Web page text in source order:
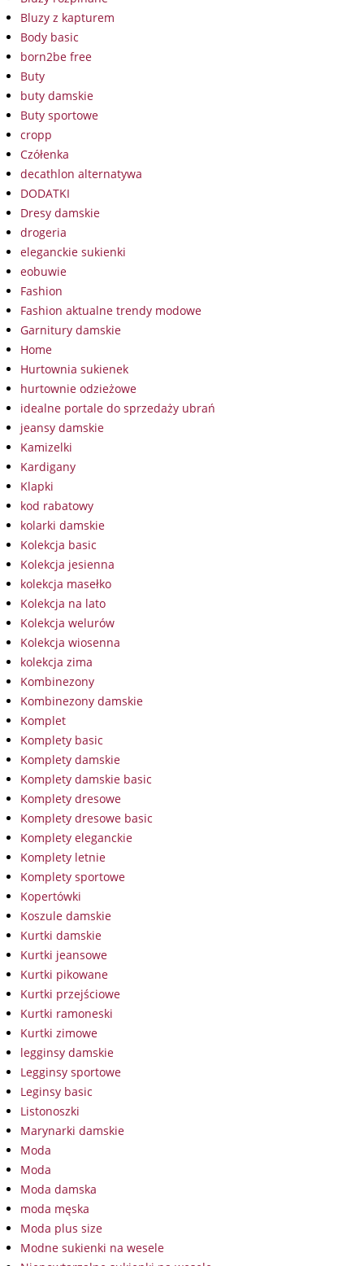
Bluzy z kapturem
Body basic
born2be free
Buty
buty damskie
Buty sportowe
cropp
Czółenka
decathlon alternatywa
DODATKI
Dresy damskie
drogeria
eleganckie sukienki
eobuwie
Fashion
Fashion aktualne trendy modowe
Garnitury damskie
Home
Hurtownia sukienek
hurtownie odzieżowe
idealne portale do sprzedaży ubrań
jeansy damskie
Kamizelki
Kardigany
Klapki
kod rabatowy
kolarki damskie
Kolekcja basic
Kolekcja jesienna
kolekcja masełko
Kolekcja na lato
Kolekcja welurów
Kolekcja wiosenna
kolekcja zima
Kombinezony
Kombinezony damskie
Komplet
Komplety basic
Komplety damskie
Komplety damskie basic
Komplety dresowe
Komplety dresowe basic
Komplety eleganckie
Komplety letnie
Komplety sportowe
Kopertówki
Koszule damskie
Kurtki damskie
Kurtki jeansowe
Kurtki pikowane
Kurtki przejściowe
Kurtki ramoneski
Kurtki zimowe
legginsy damskie
Legginsy sportowe
Leginsy basic
Listonoszki
Marynarki damskie
Moda
Moda
Moda damska
moda męska
Moda plus size
Modne sukienki na wesele